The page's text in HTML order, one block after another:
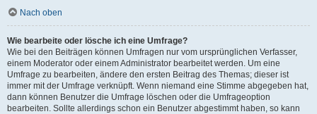
Nach oben
Wie bearbeite oder lösche ich eine Umfrage?
Wie bei den Beiträgen können Umfragen nur vom ursprünglichen Verfasser,
einem Moderator oder einem Administrator bearbeitet werden. Um eine
Umfrage zu bearbeiten, ändere den ersten Beitrag des Themas; dieser ist
immer mit der Umfrage verknüpft. Wenn niemand eine Stimme abgegeben hat,
dann können Benutzer die Umfrage löschen oder die Umfrageoption
bearbeiten. Sollte allerdings schon ein Benutzer abgestimmt haben, so kann